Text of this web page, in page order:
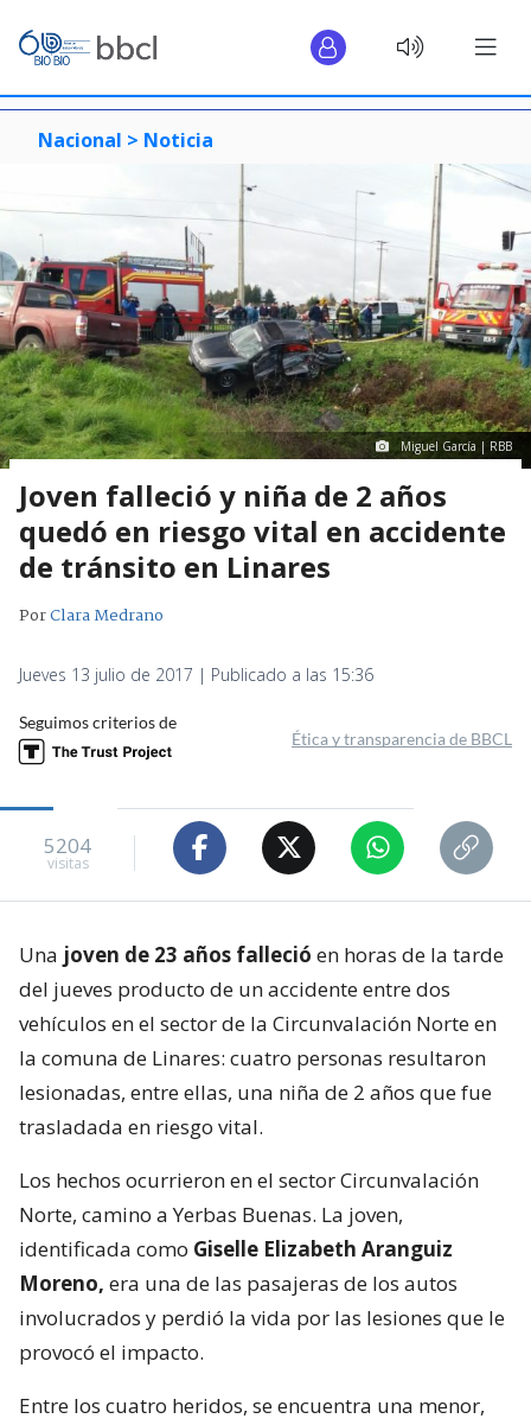
Nacional > Noticia
Miguel García | RBB
Joven falleció y niña de 2 años
quedó en riesgo vital en accidente
de tránsito en Linares
PorClara Medrano
Jueves 13 julio de 2017 | Publicado a las 15:36
Seguimos criterios de
Ética y transparencia de BBCL
5204
visitas
Una joven de 23 años falleció en horas de la tarde
del jueves producto de un accidente entre dos
vehículos en el sector de la Circunvalación Norte en
la comuna de Linares: cuatro personas resultaron
lesionadas, entre ellas, una niña de 2 años que fue
trasladada en riesgo vital.
Los hechos ocurrieron en el sector Circunvalación
Norte, camino a Yerbas Buenas. La joven,
identificada como Giselle Elizabeth Aranguiz
Moreno, era una de las pasajeras de los autos
involucrados y perdió la vida por las lesiones que le
provocó el impacto.
Entre los cuatro heridos, se encuentra una menor,